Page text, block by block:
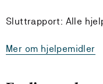
Sluttrapport: Alle
Mer om hjelpemidler